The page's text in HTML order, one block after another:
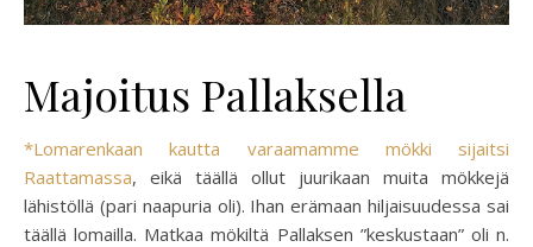
Majoitus Pallaksella
*Lomarenkaan kautta varaamamme mökki sijaitsi
Raattamassa, eikä täällä ollut juurikaan muita mökkejä
lähistöllä (pari naapuria oli). Ihan erämaan hiljaisuudessa sai
täällä lomailla. Matkaa mökiltä Pallaksen ”keskustaan” oli n.